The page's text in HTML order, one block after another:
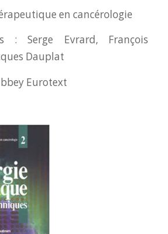
en cancérologie
: Serge Evrard, François
Dauplat
Eurotext